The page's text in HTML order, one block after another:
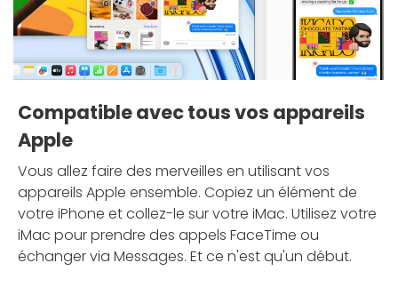
Compatible avec tous vos appareils
Apple
Vous allez faire des merveilles en utilisant vos
appareils Apple ensemble. Copiez un élément de
votre iPhone et collez-le sur votre iMac. Utilisez votre
iMac pour prendre des appels FaceTime ou
échanger via Messages. Et ce n'est qu'un début.